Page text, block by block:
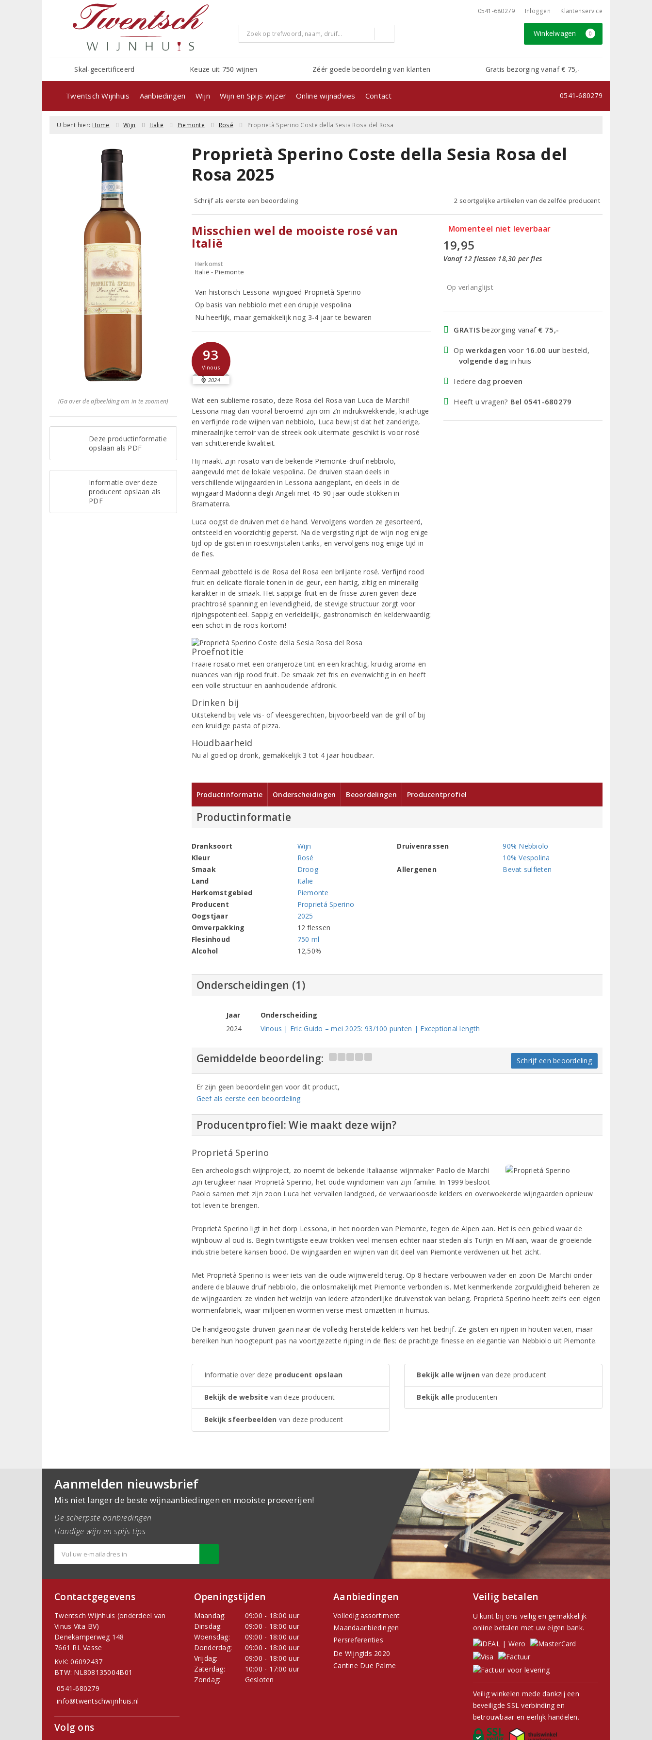
0541-680279 Inloggen Klantenservice
Winkelwagen 0
Skal-gecertificeerd Keuze uit 750 wijnen Zéér goede beoordeling van klanten Gratis bezorging vanaf € 75,-
Twentsch Wijnhuis Aanbiedingen Wijn Wijn en Spijs wijzer Online wijnadvies Contact 0541-680279
U bent hier: Home Wijn Italië Piemonte Rosé Proprietà Sperino Coste della Sesia Rosa del Rosa
(Ga over de afbeelding om in te zoomen)
Deze productinformatie
opslaan als PDF
Informatie over deze
producent opslaan als
PDF
Proprietà Sperino Coste della Sesia Rosa del
Rosa 2025
Schrijf als eerste een beoordeling 2 soortgelijke artikelen van dezelfde producent
Misschien wel de mooiste rosé van
Italië
Herkomst
Italië - Piemonte
Van historisch Lessona-wijngoed Proprietà Sperino
Op basis van nebbiolo met een drupje vespolina
Nu heerlijk, maar gemakkelijk nog 3-4 jaar te bewaren
93
Vinous
2024
Wat een sublieme rosato, deze Rosa del Rosa van Luca de Marchi!
Lessona mag dan vooral beroemd zijn om z’n indrukwekkende, krachtige
en verfijnde rode wijnen van nebbiolo, Luca bewijst dat het zanderige,
mineraalrijke terroir van de streek ook uitermate geschikt is voor rosé
van schitterende kwaliteit.
Hij maakt zijn rosato van de bekende Piemonte-druif nebbiolo,
aangevuld met de lokale vespolina. De druiven staan deels in
verschillende wijngaarden in Lessona aangeplant, en deels in de
wijngaard Madonna degli Angeli met 45-90 jaar oude stokken in
Bramaterra.
Luca oogst de druiven met de hand. Vervolgens worden ze gesorteerd,
ontsteeld en voorzichtig geperst. Na de vergisting rijpt de wijn nog enige
tijd op de gisten in roestvrijstalen tanks, en vervolgens nog enige tijd in
de fles.
Eenmaal gebotteld is de Rosa del Rosa een briljante rosé. Verfijnd rood
fruit en delicate florale tonen in de geur, een hartig, ziltig en mineralig
karakter in de smaak. Het sappige fruit en de frisse zuren geven deze
prachtrosé spanning en levendigheid, de stevige structuur zorgt voor
rijpingspotentieel. Sappig en verleidelijk, gastronomisch én kelderwaardig;
een schot in de roos kortom!
Proefnotitie
Fraaie rosato met een oranjeroze tint en een krachtig, kruidig aroma en
nuances van rijp rood fruit. De smaak zet fris en evenwichtig in en heeft
een volle structuur en aanhoudende afdronk.
Drinken bij
Uitstekend bij vele vis- of vleesgerechten, bijvoorbeeld van de grill of bij
een kruidige pasta of pizza.
Houdbaarheid
Nu al goed op dronk, gemakkelijk 3 tot 4 jaar houdbaar.
Momenteel niet leverbaar
19,95
Vanaf 12 flessen 18,30 per fles
Op verlanglijst
GRATISbezorging vanaf € 75,-
Opwerkdagen voor 16.00 uur besteld,
volgende dag in huis
Iedere dag proeven
Heeft u vragen? Bel 0541-680279
Productinformatie Onderscheidingen Beoordelingen Producentprofiel
Productinformatie
Dranksoort
Wijn
Kleur
Rosé
Smaak
Droog
Land
Italië
Herkomstgebied
Piemonte
Producent
Proprietá Sperino
Oogstjaar
2025
Omverpakking
12 flessen
Flesinhoud
750 ml
Alcohol
12,50%
Druivenrassen
90% Nebbiolo
10% Vespolina
Allergenen
Bevat sulfieten
Onderscheidingen (1)
Jaar
Onderscheiding
2024
Vinous | Eric Guido – mei 2025: 93/100 punten | Exceptional length
Gemiddelde beoordeling: Schrijf een beoordeling
Er zijn geen beoordelingen voor dit product,
Geef als eerste een beoordeling
Producentprofiel: Wie maakt deze wijn?
Proprietá Sperino
Een archeologisch wijnproject, zo noemt de bekende Italiaanse wijnmaker Paolo de Marchi
zijn terugkeer naar Proprietà Sperino, het oude wijndomein van zijn familie. In 1999 besloot
Paolo samen met zijn zoon Luca het vervallen landgoed, de verwaarloosde kelders en overwoekerde wijngaarden opnieuw
tot leven te brengen.
Proprietà Sperino ligt in het dorp Lessona, in het noorden van Piemonte, tegen de Alpen aan. Het is een gebied waar de
wijnbouw al oud is. Begin twintigste eeuw trokken veel mensen echter naar steden als Turijn en Milaan, waar de groeiende
industrie betere kansen bood. De wijngaarden en wijnen van dit deel van Piemonte verdwenen uit het zicht.
Met Proprietà Sperino is weer iets van die oude wijnwereld terug. Op 8 hectare verbouwen vader en zoon De Marchi onder
andere de blauwe druif nebbiolo, die onlosmakelijk met Piemonte verbonden is. Met kenmerkende zorgvuldigheid beheren ze
de wijngaarden: ze vinden het welzijn van iedere afzonderlijke druivenstok van belang. Proprietà Sperino heeft zelfs een eigen
wormenfabriek, waar miljoenen wormen verse mest omzetten in humus.
De handgeoogste druiven gaan naar de volledig herstelde kelders van het bedrijf. Ze gisten en rijpen in houten vaten, maar
bereiken hun hoogtepunt pas na voortgezette rijping in de fles: de prachtige finesse en elegantie van Nebbiolo uit Piemonte.
Informatie over deze producent opslaan
Bekijk de website van deze producent
Bekijk sfeerbeelden van deze producent
Bekijk alle wijnen van deze producent
Bekijk alle producenten
Aanmelden nieuwsbrief
Mis niet langer de beste wijnaanbiedingen en mooiste proeverijen!
De scherpste aanbiedingen
Handige wijn en spijs tips
Contactgegevens
Twentsch Wijnhuis (onderdeel van
Vinus Vita BV)
Denekamperweg 148
7661 RL Vasse
KvK: 06092437
BTW: NL808135004B01
0541-680279
info@twentschwijnhuis.nl
Volg ons
Openingstijden
Maandag:
09:00 - 18:00 uur
Dinsdag:
09:00 - 18:00 uur
Woensdag:
09:00 - 18:00 uur
Donderdag:
09:00 - 18:00 uur
Vrijdag:
09:00 - 18:00 uur
Zaterdag:
10:00 - 17:00 uur
Zondag:
Gesloten
Aanbiedingen
Volledig assortiment
Maandaanbiedingen
Persreferenties
De Wijngids 2020
Cantine Due Palme
Veilig betalen
U kunt bij ons veilig en gemakkelijk
online betalen met uw eigen bank.
Veilig winkelen mede dankzij een
beveiligde SSL verbinding en
betrouwbaar en eerlijk handelen.